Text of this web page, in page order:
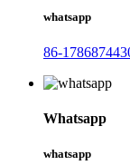
whatsapp
86-
Whatsapp
whatsapp